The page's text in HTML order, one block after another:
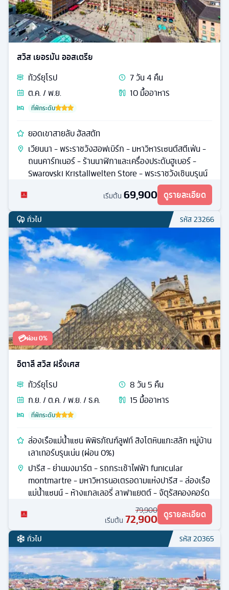
สวิส เยอรมัน ออสเตรีย
ทัวร์ยุโรป 7วัน4 คืน
ต.ค. / พ.ย.
10มื้ออาหาร
ที่พักระดับ
ยอดเขาสายลับ ฮัลสตัท
เวียนนา - พระราชวังฮอฟเบิร์ก - มหาวิหารเซนต์สตีเฟ่น -
ถนนคาร์ทเนอร์ - ร้านนาฬิกาและเครื่องประดับฮูเบอร์ -
Swarovski Kristallwelten Store - พระราชวังเชินบรุนน์
เริ่มต้น 69,900 ดูรายละเอียด
ทั่วไป รหัส23266
💳ผ่อน 0%
อิตาลี สวิส ฝรั่งเศส
ทัวร์ยุโรป 8วัน5 คืน
ก.ย. / ต.ค. / พ.ย. / ธ.ค.
15 มื้ออาหาร
ที่พักระดับ
ล่องเรือแม่น้ำแซน พิพิธภัณฑ์ลูฟท์ สิงโตหินแกะสลัก หมู่บ้าน
เลาเทอร์บรุนเน่น (ผ่อน 0%)
ปารีส - ย่านมงมาร์ต - รถกระเช้าไฟฟ้า funicular
montmartre - มหาวิหารนอเตรอดามแห่งปารีส - ล่องเรือ
แม่น้ำแซนน์ - ห้างแกลเลอรี่ ลาฟาแยตต์ - จัตุรัสคองคอร์ด
79,900
เริ่มต้น 72,900 ดูรายละเอียด
ทั่วไป รหัส20365